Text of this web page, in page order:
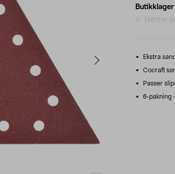
Butikklager
Henter
Ekstra
Cocraft
Passer
6-pakning